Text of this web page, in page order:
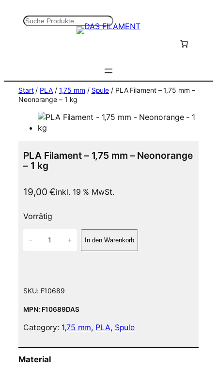
S
Start/ PLA/ 1,75 mm / Spule / PLA Filament – 1,75 mm –
Neonorange – 1 kg
PLA Filament – 1,75 mm – Neonorange
– 1 kg
19,00€inkl. 19 % MwSt.
Vorrätig
l
m
n
1
− + In den Warenkorb
SKU: F10689
MPN: F10689DAS
Category: 1,75 mm, PLA, Spule
Material